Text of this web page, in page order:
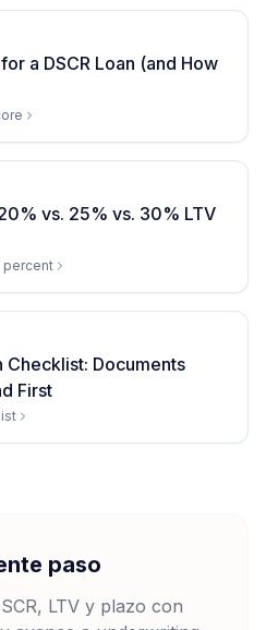
a DSCR Loan (and How
vs. 25% vs. 30% LTV
percent
Checklist: Documents
First
paso
LTV y plazo con